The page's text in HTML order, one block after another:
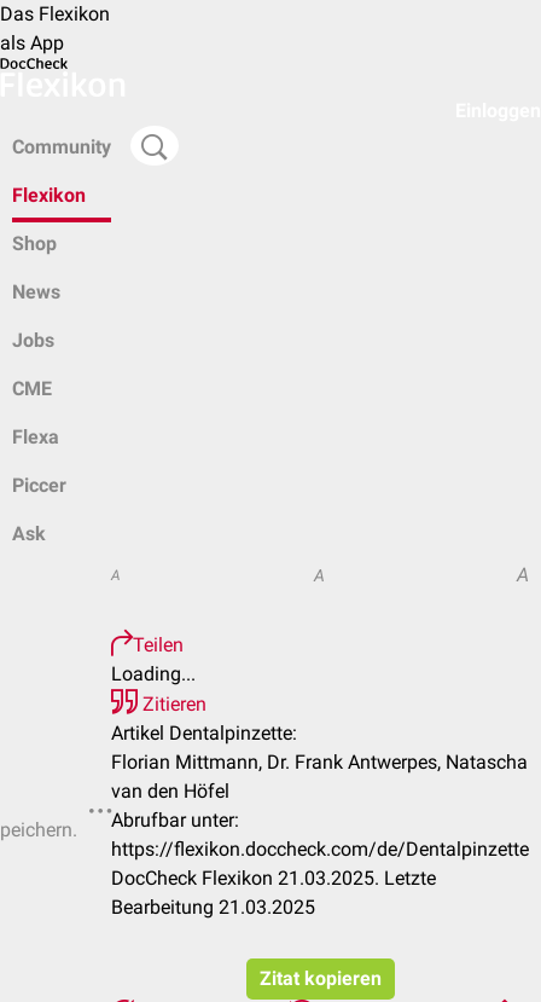
Das Flexikon
als App
Community
Flexikon
Shop
News
Jobs
CME
Flexa
Piccer
Ask
A A A
Teilen
Loading...
Zitieren
Artikel Dentalpinzette:
Florian Mittmann, Dr. Frank Antwerpes, Natascha
van den Höfel
Abrufbar unter:
https://flexikon.doccheck.com/de/Dentalpinzette
DocCheck Flexikon 21.03.2025. Letzte
Bearbeitung 21.03.2025
Zitat kopieren